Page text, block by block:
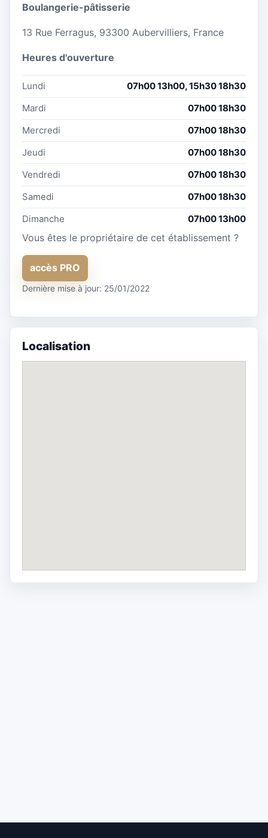
Boulangerie-pâtisserie
13 Rue Ferragus, 93300 Aubervilliers, France
Heures d'ouverture
Lundi
07h00 13h00, 15h30 18h30
Mardi
07h00 18h30
Mercredi
07h00 18h30
Jeudi
07h00 18h30
Vendredi
07h00 18h30
Samedi
07h00 18h30
Dimanche
07h00 13h00
Vous êtes le propriétaire de cet établissement ?
accès PRO
Dernière mise à jour: 25/01/2022
Localisation